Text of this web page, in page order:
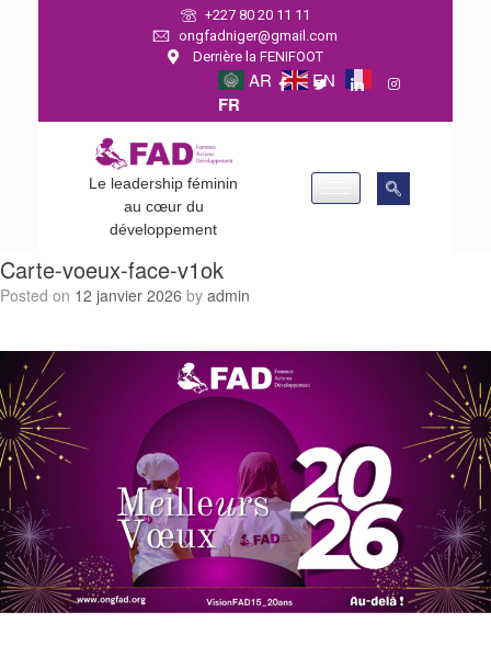
+227 80 20 11 11
ongfadniger@gmail.com
Derrière la FENIFOOT
AR EN
FR
Le leadership féminin
au cœur du
développement
Carte-voeux-face-v1ok
Posted on 12 janvier 2026 by admin